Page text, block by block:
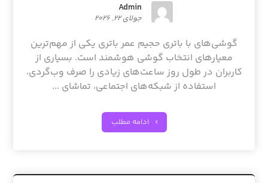
Admin
جولای ۲۲, ۲۰۲۶
گوشی‌های با باتری حجیم عمر باتری یکی از مهم‌ترین
معیارهای انتخاب گوشی هوشمند است. بسیاری از
کاربران در طول روز ساعت‌های زیادی را صرف وب‌گردی،
استفاده از شبکه‌های اجتماعی، تماشای ...
ادامه مطلب